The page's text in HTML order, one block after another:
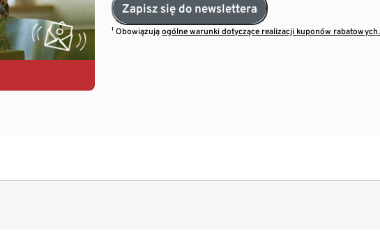
Zapisz się do newslettera
¹ Obowiązująogólne warunki dotyczące realizacji kuponów rabatowych.